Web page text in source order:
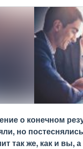
о конечном
но
так же, как и вы,